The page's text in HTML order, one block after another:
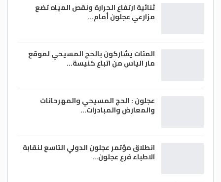
ثنائية ارتفاع الحرارة ونقص المياه تضع
مزارعي عجلون أمام…
المئات يشاركون بالحج المسيحي لموقع
مار الياس من اتباع كنيسة…
عجلون : الحج المسيحي والمهرحانات
والمعارض والمبادرات…
انطلاق مؤتمر عجلون الدولي التاسع لنقابة
الاطباء فرع عجلون…